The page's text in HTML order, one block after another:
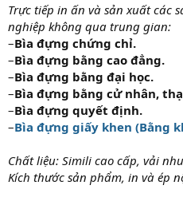
Trực tiếp in ấn và sản xuất các
nghiệp không qua trung gian:
–Bìa đựng chứng chỉ.
–Bìa đựng bằng cao đẳng.
–Bìa đựng bằng đại học.
–Bìa đựng bằng cử nhân,
–Bìa đựng quyết định.
–Bìa đựng giấy khen (Bằng
Chất liệu: Simili cao cấp, vải
Kích thước sản phẩm, in và ép